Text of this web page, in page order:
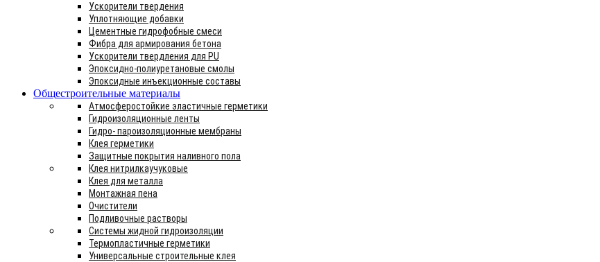
Ускорители твердения
Уплотняющие добавки
Цементные гидрофобные смеси
Фибра для армирования бетона
Ускорители твердления для PU
Эпоксидно-полиуретановые смолы
Эпоксидные инъекционные составы
Общестроительные материалы
Атмосферостойкие эластичные герметики
Гидроизоляционные ленты
Гидро- пароизоляционные мембраны
Клея герметики
Защитные покрытия наливного пола
Клея нитрилкаучуковые
Клея для металла
Монтажная пена
Очистители
Подливочные растворы
Системы жидной гидроизоляции
Термопластичные герметики
Универсальные строительные клея